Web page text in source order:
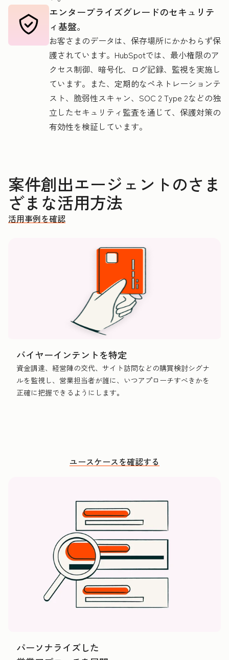
エンタープライズグレードのセキュリテ
ィ基盤。
お客さまのデータは、保存場所にかかわらず保
護されています。HubSpotでは、最小権限のア
クセス制御、暗号化、ログ記録、監視を実施し
ています。また、定期的なペネトレーションテ
スト、脆弱性スキャン、SOC 2 Type 2などの独
立したセキュリティ監査を通じて、保護対策の
有効性を検証しています。
案件創出エージェントのさま
ざまな活用方法
活用事例を確認
バイヤーインテントを特定
資金調達、経営陣の交代、サイト訪問などの購買検討シグナ
ルを監視し、営業担当者が誰に、いつアプローチすべきかを
正確に把握できるようにします。
ユースケースを確認する
パーソナライズした